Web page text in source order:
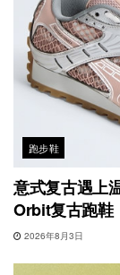
跑步鞋
意式复古遇上
Orbit复古跑鞋
2026年8月3日